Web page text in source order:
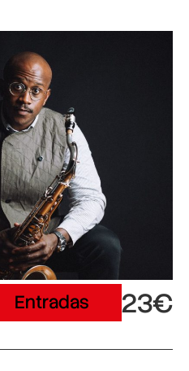
Entradas 23€